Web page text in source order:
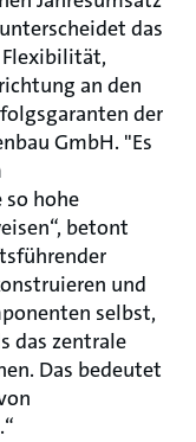
das
an den
der
GmbH. "Es
so hohe
betont
und
selbst,
das zentrale
Das bedeutet